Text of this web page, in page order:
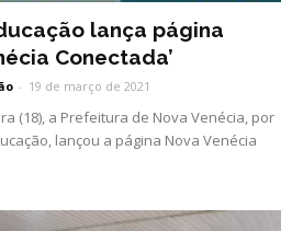
lança página
Conectada’
- 19 de março de 2021
(18), a Prefeitura de Nova Venécia, por
lançou a página Nova Venécia